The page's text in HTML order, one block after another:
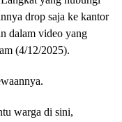
drop saja ke kantor
dalam video yang
(4/12/2025).
warga di sini,